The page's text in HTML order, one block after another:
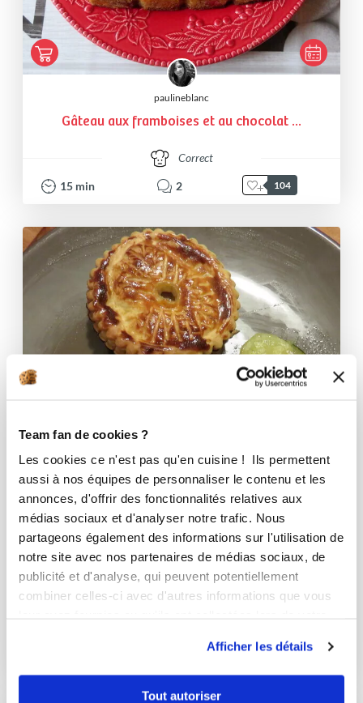
Team fan de cookies ?
Les cookies ce n'est pas qu'en cuisine ! Ils permettent
aussi à nos équipes de personnaliser le contenu et les
annonces, d'offrir des fonctionnalités relatives aux
médias sociaux et d'analyser notre trafic. Nous
partageons également des informations sur l'utilisation de
notre site avec nos partenaires de médias sociaux, de
publicité et d'analyse, qui peuvent potentiellement
combiner celles-ci avec d'autres informations que vous
Afficher les détails
Tout autoriser
paulineblanc
Gâteau aux framboises et au chocolat ...
Correct
15 min 2 104
Tourtes aux cèpes
52